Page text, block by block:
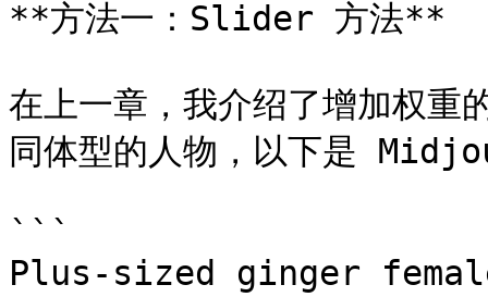
**方法一：Slider 方法**
在上一章，我介绍了增加权重
同体型的人物，以下是
```
Plus-sized ginger